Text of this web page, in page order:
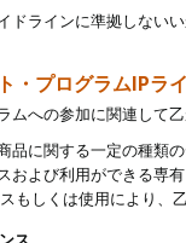
ドラインに準拠しない
・プログラムIPラ
ムへの参加に関連して
品に関する一定の種類
および利用ができる専
もしくは使用により
ス